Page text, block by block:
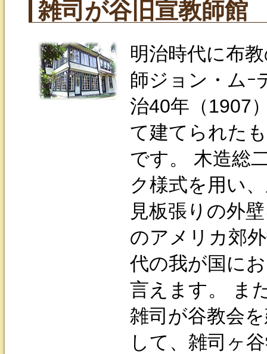
雑司が谷旧宣教師館
明治時代に布
師ジョン・ムｰ
治40年（1907
て建てられた
です。 木造総
ク様式を用い
見板張りの外
のアメリカ郊
代の我が国に
言えます。 ま
雑司が谷教会
して、雑司ヶ